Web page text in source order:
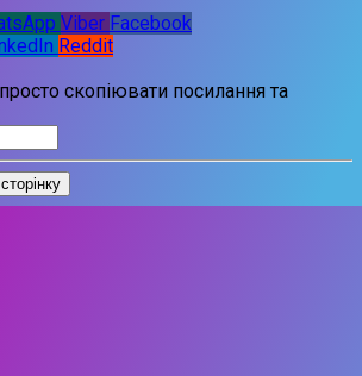
Viber Facebook
Reddit
скопіювати посилання та